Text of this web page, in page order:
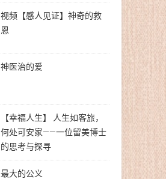
视频【感人见证】神奇的救
恩
神医治的爱
【幸福人生】 人生如客旅，
何处可安家——一位留美博士
的思考与探寻
最大的公义